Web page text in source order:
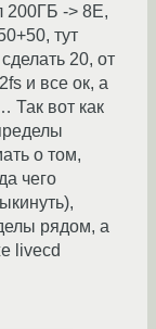
200ГБ -> 8E,
тут
20, от
и все ок, а
Так вот как
о том,
чего
рядом, а
livecd